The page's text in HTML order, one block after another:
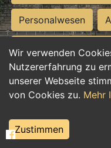
Wir verwenden
Nutzererfahrung zu
unserer Webseite
von Cookies zu. Mehr
Zustimmen
Personalwesen
Hilfskräfte, Aushilfs-
Einkauf, Logistik,
Weiterbildung,
Tourismus